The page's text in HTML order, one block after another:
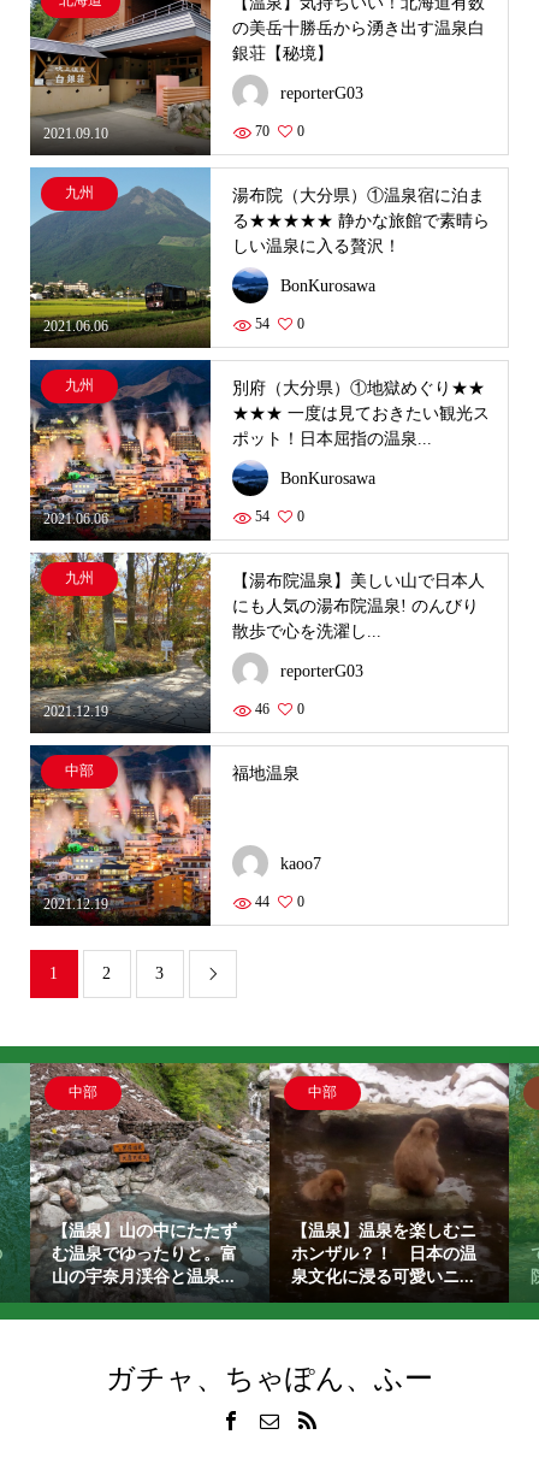
2021.09.10
の美岳十勝岳から湧き出す温泉白
銀荘【秘境】
reporterG03
70 0
2021.06.06
九州
湯布院（大分県）①温泉宿に泊ま
る★★★★★ 静かな旅館で素晴ら
しい温泉に入る贅沢！
BonKurosawa
54 0
2021.06.06
九州
別府（大分県）①地獄めぐり★★
★★★ 一度は見ておきたい観光ス
ポット！日本屈指の温泉...
BonKurosawa
54 0
2021.12.19
九州
【湯布院温泉】美しい山で日本人
にも人気の湯布院温泉! のんびり
散歩で心を洗濯し...
reporterG03
46 0
2021.12.19
中部 福地温泉
kaoo7
44 0
1 2 3 
中部
【温泉】山の中にたたず
む温泉でゆったりと。富
山の宇奈月渓谷と温泉...
中部
【温泉】温泉を楽しむニ
ホンザル？！ 日本の温
泉文化に浸る可愛いニ...
ガチャ、ちゃぽん、ふー